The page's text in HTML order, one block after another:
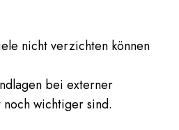
nicht verzichten können
bei externer
wichtiger sind.